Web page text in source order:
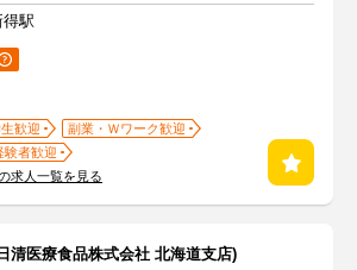
得駅
歓迎
副業・Ｗワーク歓迎
験者歓迎
求人一覧を見る
清医療食品株式会社 北海道支店)